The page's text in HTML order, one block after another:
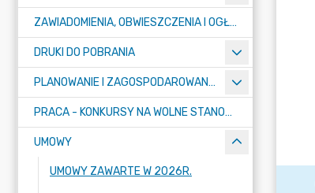
ZAWIADOMIENIA, OBWIESZCZENIA I OGŁOSZENIA
DRUKI DO POBRANIA
PLANOWANIE I ZAGOSPODAROWANIE PRZESTRZENNE
PRACA - KONKURSY NA WOLNE STANOWISKA
UMOWY
UMOWY ZAWARTE W 2026R.